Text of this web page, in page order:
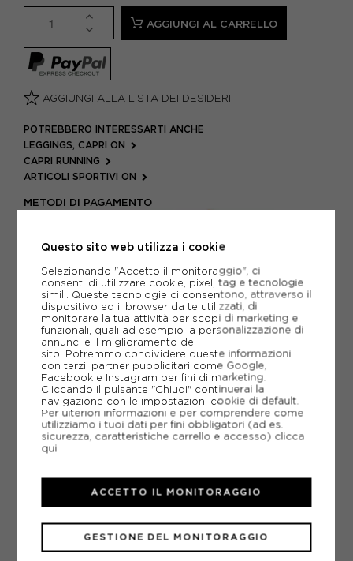
AGGIUNGI AL CARRELLO
AGGIUNGI ALLA LISTA DEI DESIDERI
POTREBBERO INTERESSARTI ANCHE
LEGGINGS, CAPRI ON
CAPRI RUNNING
ARTICOLI SPORTIVI ON
METODI DI PAGAMENTO
PIÙ INFORMAZIONI
SCHEDA TECNICA
GUIDA ALLE TAGLIE
CONSIGLIATI DA NOI
Questo sito web utilizza i cookie
Selezionando "Accetto il monitoraggio", ci
consenti di utilizzare cookie, pixel, tag e tecnologie
simili. Queste tecnologie ci consentono, attraverso il
dispositivo ed il browser da te utilizzati, di
monitorare la tua attività per scopi di marketing e
funzionali, quali ad esempio la personalizzazione di
annunci e il miglioramento del
sito. Potremmo condividere queste informazioni
con terzi: partner pubblicitari come Google,
Facebook e Instagram per fini di marketing.
Cliccando il pulsante "Chiudi" continuerai la
navigazione con le impostazioni cookie di default.
Per ulteriori informazioni e per comprendere come
utilizziamo i tuoi dati per fini obbligatori (ad es.
sicurezza, caratteristiche carrello e accesso) clicca
qui
GESTIONE DEL MONITORAGGIO
ACCETTO IL MONITORAGGIO